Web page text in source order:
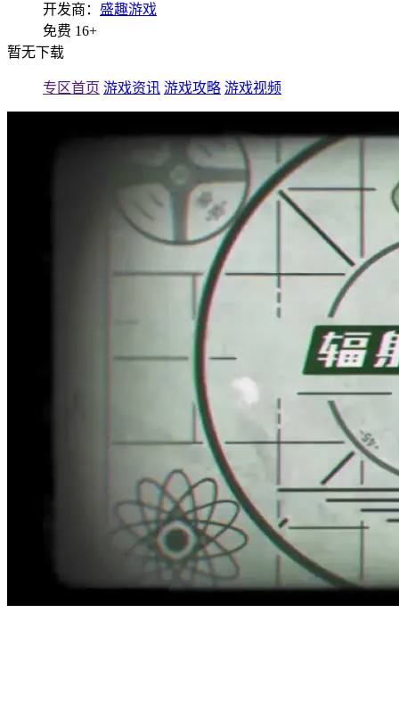
开发商： 盛趣游戏
免费 16+
暂无下载
专区首页 游戏资讯 游戏攻略 游戏视频